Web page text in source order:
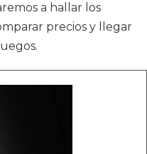
a hallar los
precios y llegar